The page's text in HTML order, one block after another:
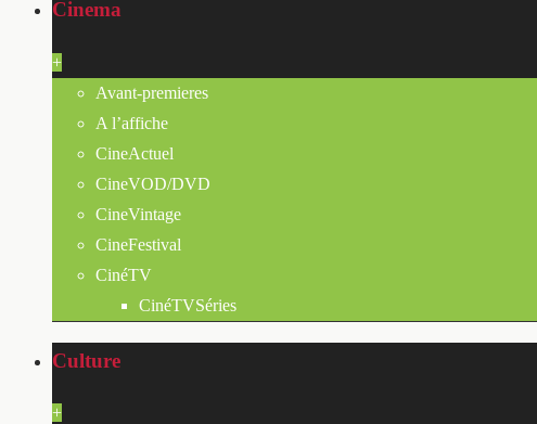
Cinema
+
Avant-premieres
A l’affiche
CineActuel
CineVOD/DVD
CineVintage
CineFestival
CinéTV
CinéTVSéries
Culture
+